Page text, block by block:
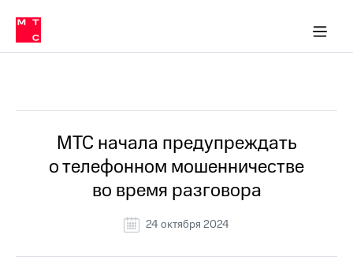
Медиа-центр
и акционерам
Устойчивое развитие
Комплаенс и деловая этика
компании
Карьера
История
компании
Руководство
информация
в МТС
Пресс-
релизы
о технологиях
МТС начала предупреждать
о телефонном мошенничестве
во время разговора
24 октября 2024